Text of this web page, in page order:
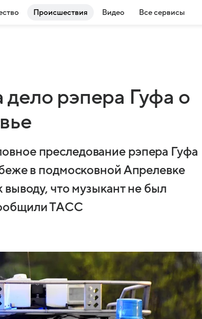
Происшествия Видео Все сервисы
рэпера Гуфа о
преследование рэпера Гуфа
в подмосковной Апрелевке
что музыкант не был
ТАСС